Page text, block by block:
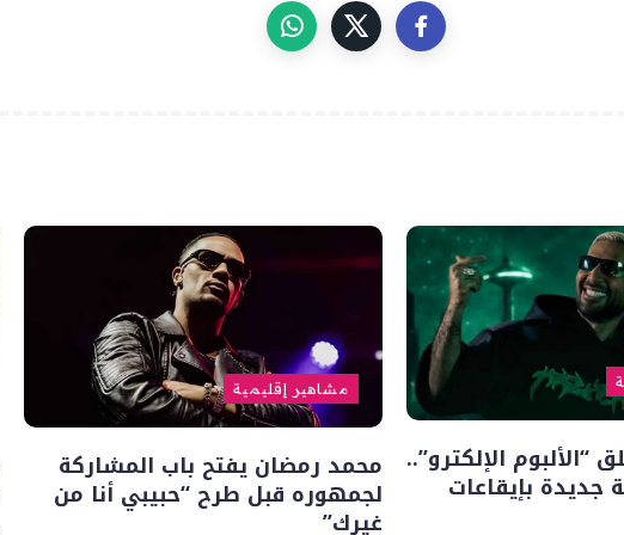
الإلكترو”..
جديدة بإيقاعات
مشاهير إقليمية
محمد رمضان يفتح باب المشاركة
لجمهوره قبل طرح “حبيبي أنا من
غيرك”